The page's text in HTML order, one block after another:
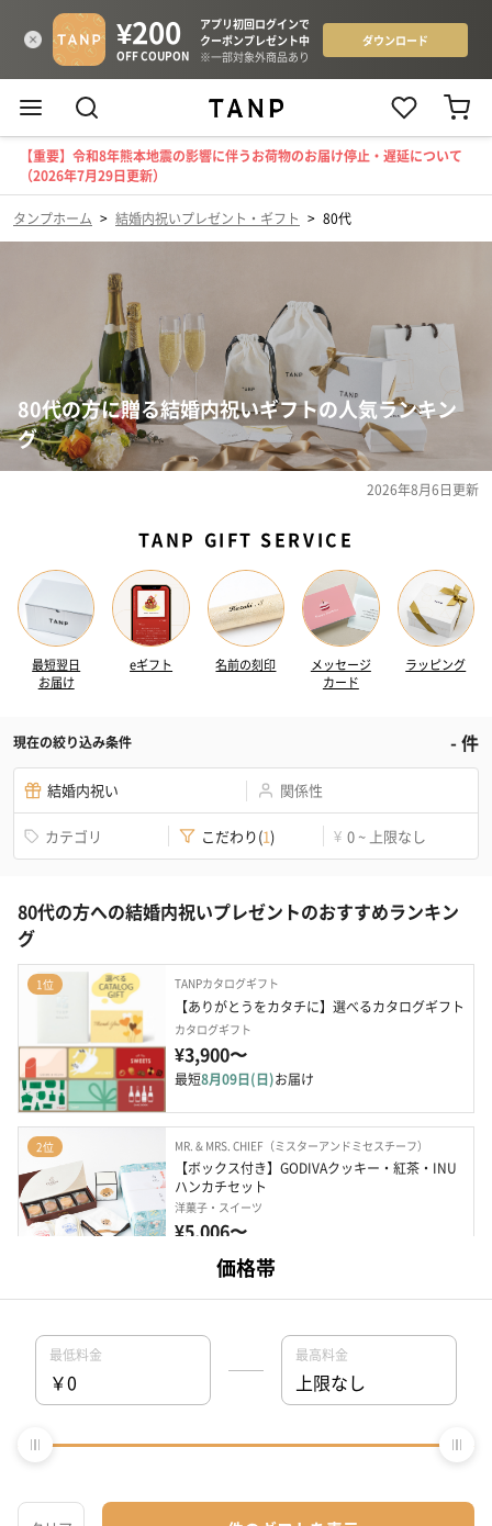
【重要】令和8年熊本地震の影響に伴うお荷物のお届け停止・遅延について
（2026年7月29日更新）
タンプホーム > 結婚内祝いプレゼント・ギフト > 80代
80代の方に贈る結婚内祝いギフトの人気ランキン
グ
2026年8月6日更新
TANP GIFT SERVICE
最短翌日
お届け
eギフト 名前の刻印
メッセージ
カード
ラッピング
現在の絞り込み条件 -件
結婚内祝い 関係性
カテゴリ こだわり(1) ¥ 0 ~ 上限なし
80代の方への結婚内祝いプレゼントのおすすめランキン
グ
1位 TANPカタログギフト
【ありがとうをカタチに】選べるカタログギフト
カタログギフト
¥3,900〜
最短8月09日(日)お届け
2位 MR. & MRS. CHIEF（ミスターアンドミセスチーフ）
【ボックス付き】GODIVAクッキー・紅茶・INU
ハンカチセット
洋菓子・スイーツ
¥5,006〜
8月09日(日)お届け
【お祝いスイーツ】縁起果実 金の寿苺
¥1,728
最短8月10日(月) お届け